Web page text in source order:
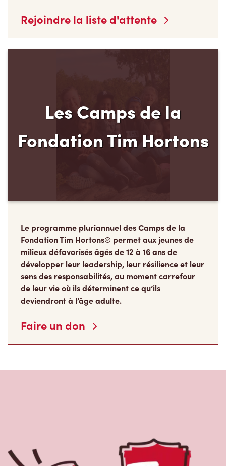
Rejoindre la liste d'attente
Les Camps de la
Fondation Tim Hortons
Le programme pluriannuel des Camps de la
Fondation Tim Hortons® permet aux jeunes de
milieux défavorisés âgés de 12 à 16 ans de
développer leur leadership, leur résilience et leur
sens des responsabilités, au moment carrefour
de leur vie où ils déterminent ce qu’ils
deviendront à l’âge adulte.
Faire un don